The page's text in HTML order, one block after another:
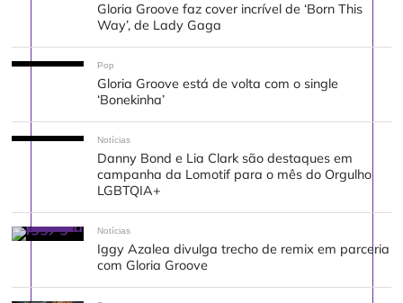
Gloria Groove faz cover incrível de ‘Born This
Way’, de Lady Gaga
Pop
Gloria Groove está de volta com o single
‘Bonekinha’
Notícias
Danny Bond e Lia Clark são destaques em
campanha da Lomotif para o mês do Orgulho
LGBTQIA+
Notícias
Iggy Azalea divulga trecho de remix em parceria
com Gloria Groove